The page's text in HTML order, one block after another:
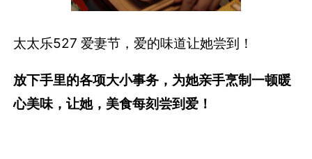
太太乐527 爱妻节，爱的味道让她尝到！
放下手里的各项大小事务，为她亲手烹制一顿暖
心美味，让她，美食每刻尝到爱！